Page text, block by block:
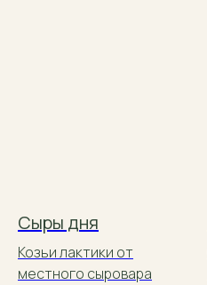
Сыры дня
Козьи лактики от
местного сыровара